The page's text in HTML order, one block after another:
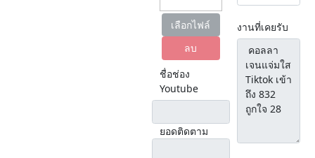
เลือกไฟล์
ลบ
ชื่อช่อง
Youtube
ยอดติดตาม
งานที่เคยรับ